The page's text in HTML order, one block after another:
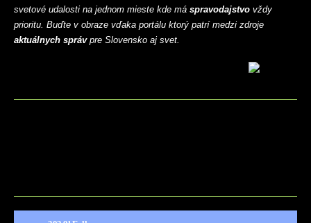
svetové udalosti na jednom mieste kde má spravodajstvo vždy
prioritu. Buďte v obraze vďaka portálu ktorý patrí medzi zdroje
aktuálnych správpre Slovensko aj svet.